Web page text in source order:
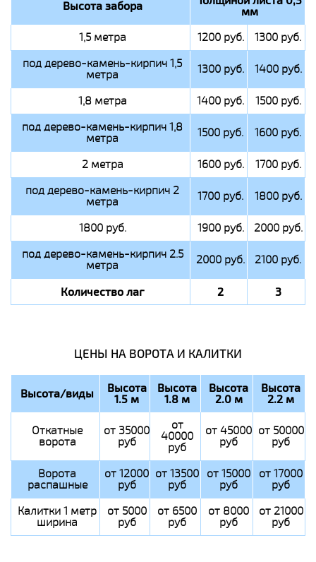
Высота забора мм
1,5 метра 1200 руб.
1300 руб.
под дерево-камень-кирпич 1,5
метра 1300 руб. 1400 руб.
1,8 метра 1400 руб.
1500 руб.
под дерево-камень-кирпич 1,8
метра 1500 руб. 1600 руб.
2 метра 1600 руб.
1700 руб.
под дерево-камень-кирпич 2
метра 1700 руб. 1800 руб.
1800 руб. 1900 руб.
2000 руб.
под дерево-камень-кирпич 2.5
метра 2000 руб. 2100 руб.
Количество лаг 2 3
ЦЕНЫ НА ВОРОТА И КАЛИТКИ
Высота/виды Высота
1.5 м
Высота
1.8 м
Высота
2.0 м
Высота
2.2 м
Откатные
ворота
от 35000
руб
от
40000
руб
от 45000
руб
от 50000
руб
Ворота
распашные
от 12000
руб
от 13500
руб
от 15000
руб
от 17000
руб
Калитки 1 метр
ширина
от 5000
руб
от 6500
руб
от 8000
руб
от 21000
руб